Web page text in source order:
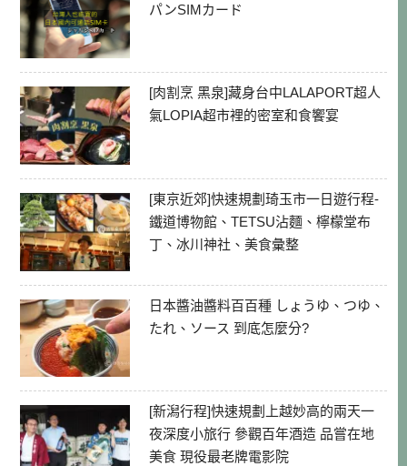
パンSIMカード
[肉割烹 黑泉]藏身台中LALAPORT超人
氣LOPIA超市裡的密室和食饗宴
[東京近郊]快速規劃琦玉市一日遊行程-
鐵道博物館、TETSU沾麵、檸檬堂布
丁、冰川神社、美食彙整
日本醬油醬料百百種 しょうゆ、つゆ、
たれ、ソース 到底怎麼分?
[新潟行程]快速規劃上越妙高的兩天一
夜深度小旅行 參觀百年酒造 品嘗在地
美食 現役最老牌電影院